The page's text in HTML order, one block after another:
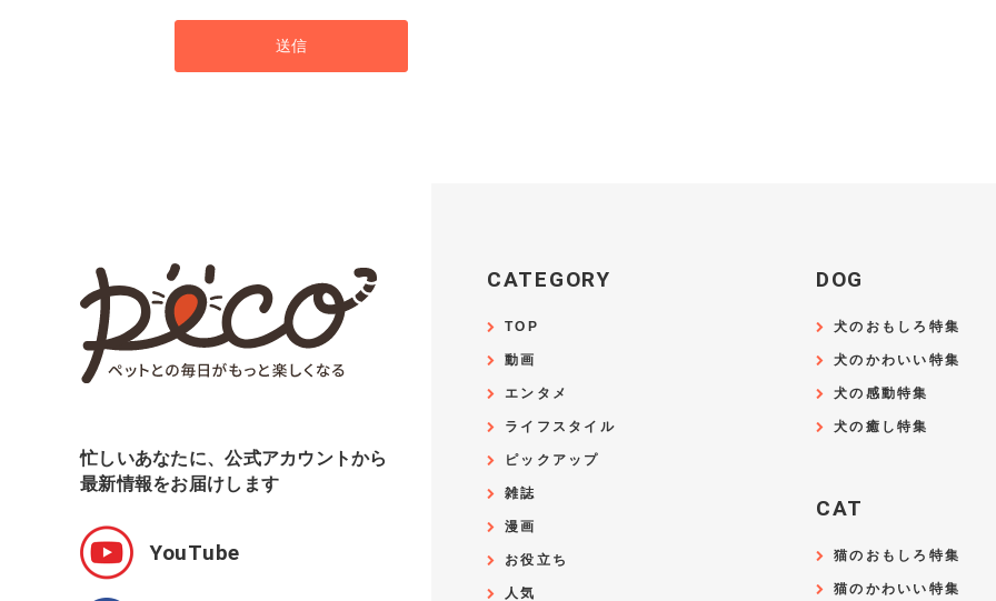
送信
忙しいあなたに、公式アカウントから
最新情報をお届けします
YouTube
CATEGORY
TOP
動画
エンタメ
ライフスタイル
ピックアップ
雑誌
漫画
お役立ち
人気
DOG
犬のおもしろ特集
犬のかわいい特集
犬の感動特集
犬の癒し特集
CAT
猫のおもしろ特集
猫のかわいい特集